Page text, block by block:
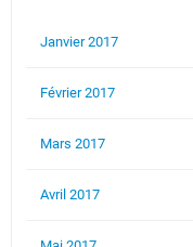
Janvier 2017
Février 2017
Mars 2017
Avril 2017